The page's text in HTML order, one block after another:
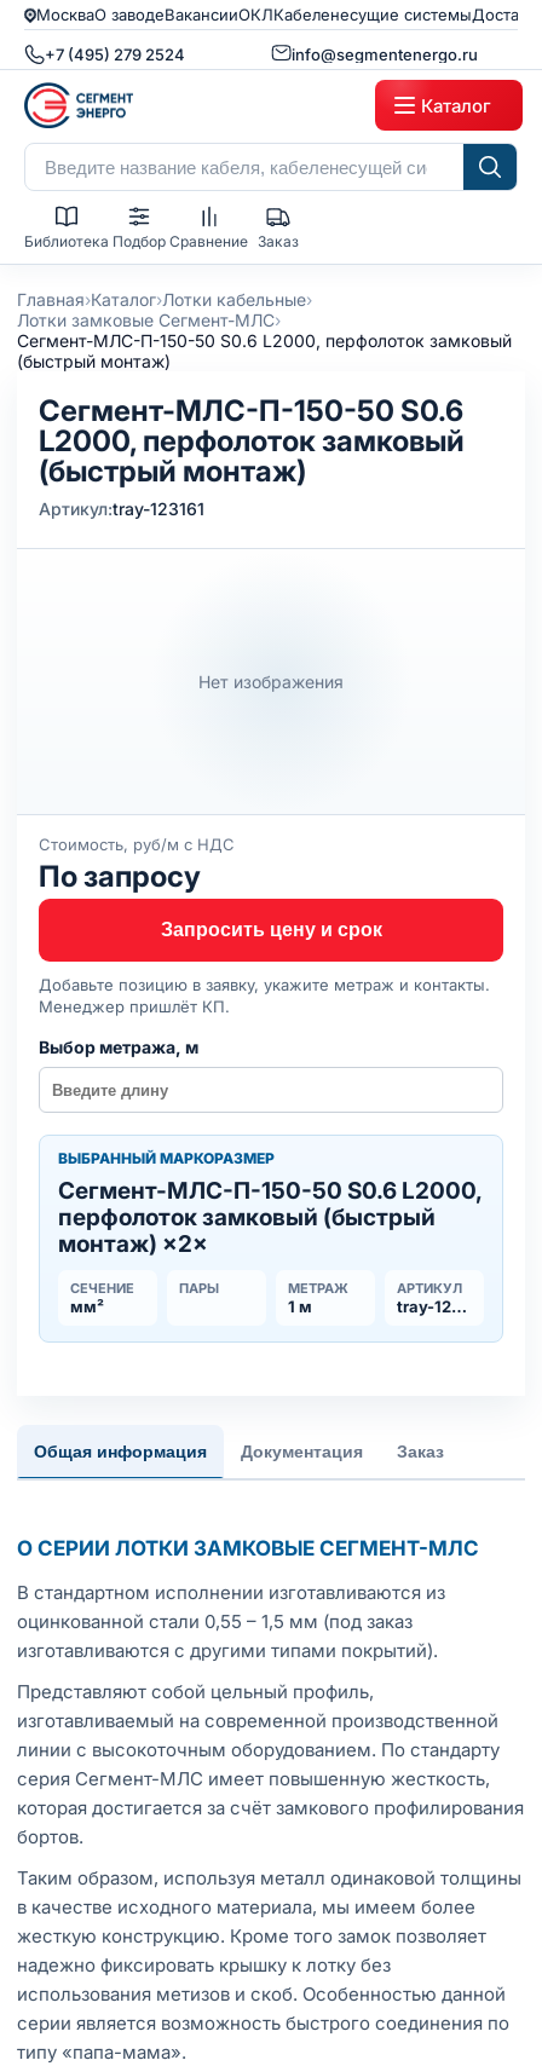
МоскваО заводеВакансииОКЛКабеленесущие системы
+7 (495) 279 2524 info@segmentenergo.ru
Каталог
Библиотека Подбор Сравнение Заказ
Главная›Каталог›Лотки кабельные›
Лотки замковые Сегмент-МЛС›
Сегмент-МЛC-П-150-50 S0.6 L2000, перфолоток замковый
(быстрый монтаж)
Сегмент-МЛC-П-150-50 S0.6
L2000, перфолоток замковый
(быстрый монтаж)
Артикул:tray-123161
Нет изображения
Стоимость, руб/м с НДС
По запросу
Запросить цену и срок
Добавьте позицию в заявку, укажите метраж и контакты.
Менеджер пришлёт КП.
Выбор метража, м
ВЫБРАННЫЙ МАРКОРАЗМЕР
Сегмент-МЛC-П-150-50 S0.6 L2000,
перфолоток замковый (быстрый
монтаж) ×2×
СЕЧЕНИЕ
мм²
ПАРЫ МЕТРАЖ
1 м
АРТИКУЛ
tray-123161
Общая информация Документация Заказ
О СЕРИИ ЛОТКИ ЗАМКОВЫЕ СЕГМЕНТ-МЛС
В стандартном исполнении изготавливаются из
оцинкованной стали 0,55 – 1,5 мм (под заказ
изготавливаются с другими типами покрытий).
Представляют собой цельный профиль,
изготавливаемый на современной производственной
линии с высокоточным оборудованием. По стандарту
серия Сегмент-МЛС имеет повышенную жесткость,
которая достигается за счёт замкового профилирования
бортов.
Таким образом, используя металл одинаковой толщины
в качестве исходного материала, мы имеем более
жесткую конструкцию. Кроме того замок позволяет
надежно фиксировать крышку к лотку без
использования метизов и скоб. Особенностью данной
серии является возможность быстрого соединения по
типу «папа-мама».